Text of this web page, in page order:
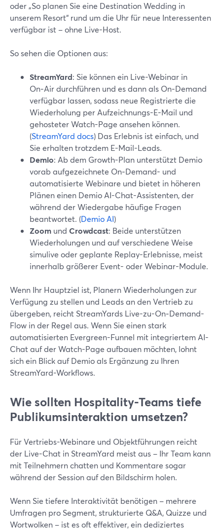
oder „So planen Sie eine Destination Wedding in
unserem Resort“ rund um die Uhr für neue Interessenten
verfügbar ist – ohne Live-Host.
So sehen die Optionen aus:
StreamYard: Sie können ein Live-Webinar in
On‑Air durchführen und es dann als On‑Demand
verfügbar lassen, sodass neue Registrierte die
Wiederholung per Aufzeichnungs-E-Mail und
gehosteter Watch-Page ansehen können.
(StreamYard docs) Das Erlebnis ist einfach, und
Sie erhalten trotzdem E-Mail-Leads.
Demio: Ab dem Growth-Plan unterstützt Demio
vorab aufgezeichnete On‑Demand- und
automatisierte Webinare und bietet in höheren
Plänen einen Demio AI-Chat-Assistenten, der
während der Wiedergabe häufige Fragen
beantwortet. (Demio AI)
Zoom und Crowdcast: Beide unterstützen
Wiederholungen und auf verschiedene Weise
simulive oder geplante Replay-Erlebnisse, meist
innerhalb größerer Event- oder Webinar-Module.
Wenn Ihr Hauptziel ist, Planern Wiederholungen zur
Verfügung zu stellen und Leads an den Vertrieb zu
übergeben, reicht StreamYards Live-zu-On‑Demand-
Flow in der Regel aus. Wenn Sie einen stark
automatisierten Evergreen-Funnel mit integriertem AI-
Chat auf der Watch-Page aufbauen möchten, lohnt
sich ein Blick auf Demio als Ergänzung zu Ihren
StreamYard-Workflows.
Wie sollten Hospitality-Teams tiefe
Publikumsinteraktion umsetzen?
Für Vertriebs-Webinare und Objektführungen reicht
der Live-Chat in StreamYard meist aus – Ihr Team kann
mit Teilnehmern chatten und Kommentare sogar
während der Session auf den Bildschirm holen.
Wenn Sie tiefere Interaktivität benötigen – mehrere
Umfragen pro Segment, strukturierte Q&A, Quizze und
Wortwolken – ist es oft effektiver, ein dediziertes